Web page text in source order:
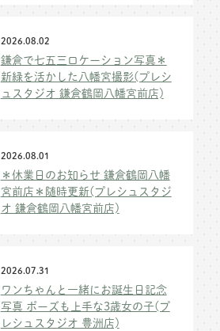
2026.08.02
鎌倉で七五三ロケーション写真＊
新緑を活かした八幡宮撮影(プレシ
ュスタジオ 鎌倉鶴岡八幡宮前店)
2026.08.01
＊休業日のお知らせ 鎌倉鶴岡八幡
宮前店＊随時更新(プレシュスタジ
オ 鎌倉鶴岡八幡宮前店)
2026.07.31
ワンちゃんと一緒にお誕生日記念
写真 ポーズも上手な3歳女の子(プ
レシュスタジオ 豊洲店)